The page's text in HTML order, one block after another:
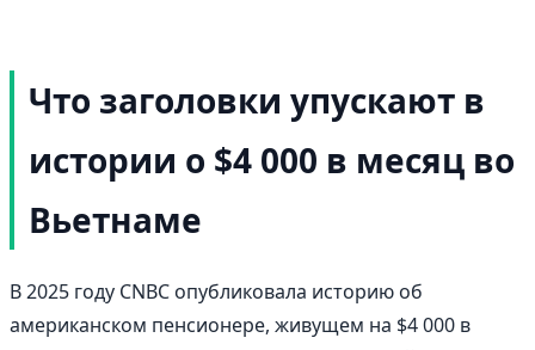
Что заголовки упускают в
истории о $4 000 в месяц во
Вьетнаме
В 2025 году CNBC опубликовала историю об
американском пенсионере, живущем на $4 000 в